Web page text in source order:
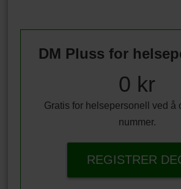
DM Pluss for
0 kr
Gratis for helsepersonell ved å
nummer.
REGISTRER